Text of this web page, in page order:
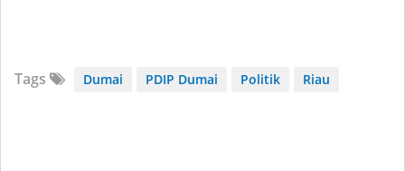
Tags Dumai PDIP Dumai Politik Riau